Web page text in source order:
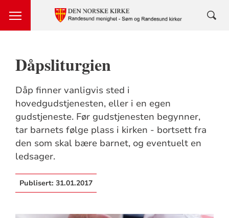
Dåpsliturgien
Dåp finner vanligvis sted i
hovedgudstjenesten, eller i en egen
gudstjeneste. Før gudstjenesten begynner,
tar barnets følge plass i kirken - bortsett fra
den som skal bære barnet, og eventuelt en
ledsager.
Publisert: 31.01.2017